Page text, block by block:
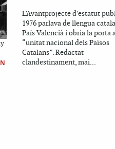
L’Avantprojecte d’estatut
1976 parlava de llengua
País Valencià i obria la porta
“unitat nacional dels Països
Catalans”. Redactat
clandestinament, mai...